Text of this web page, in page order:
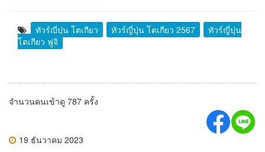
ทัวร์ญี่ปุ่น โตเกียว ทัวร์ญี่ปุ่น โตเกียว 2567
ทัวร์ญี่ปุ่น
โตเกียว ฟูจิ
จำนวนคนเข้าดู 787 ครั้ง
19 ธันวาคม 2023